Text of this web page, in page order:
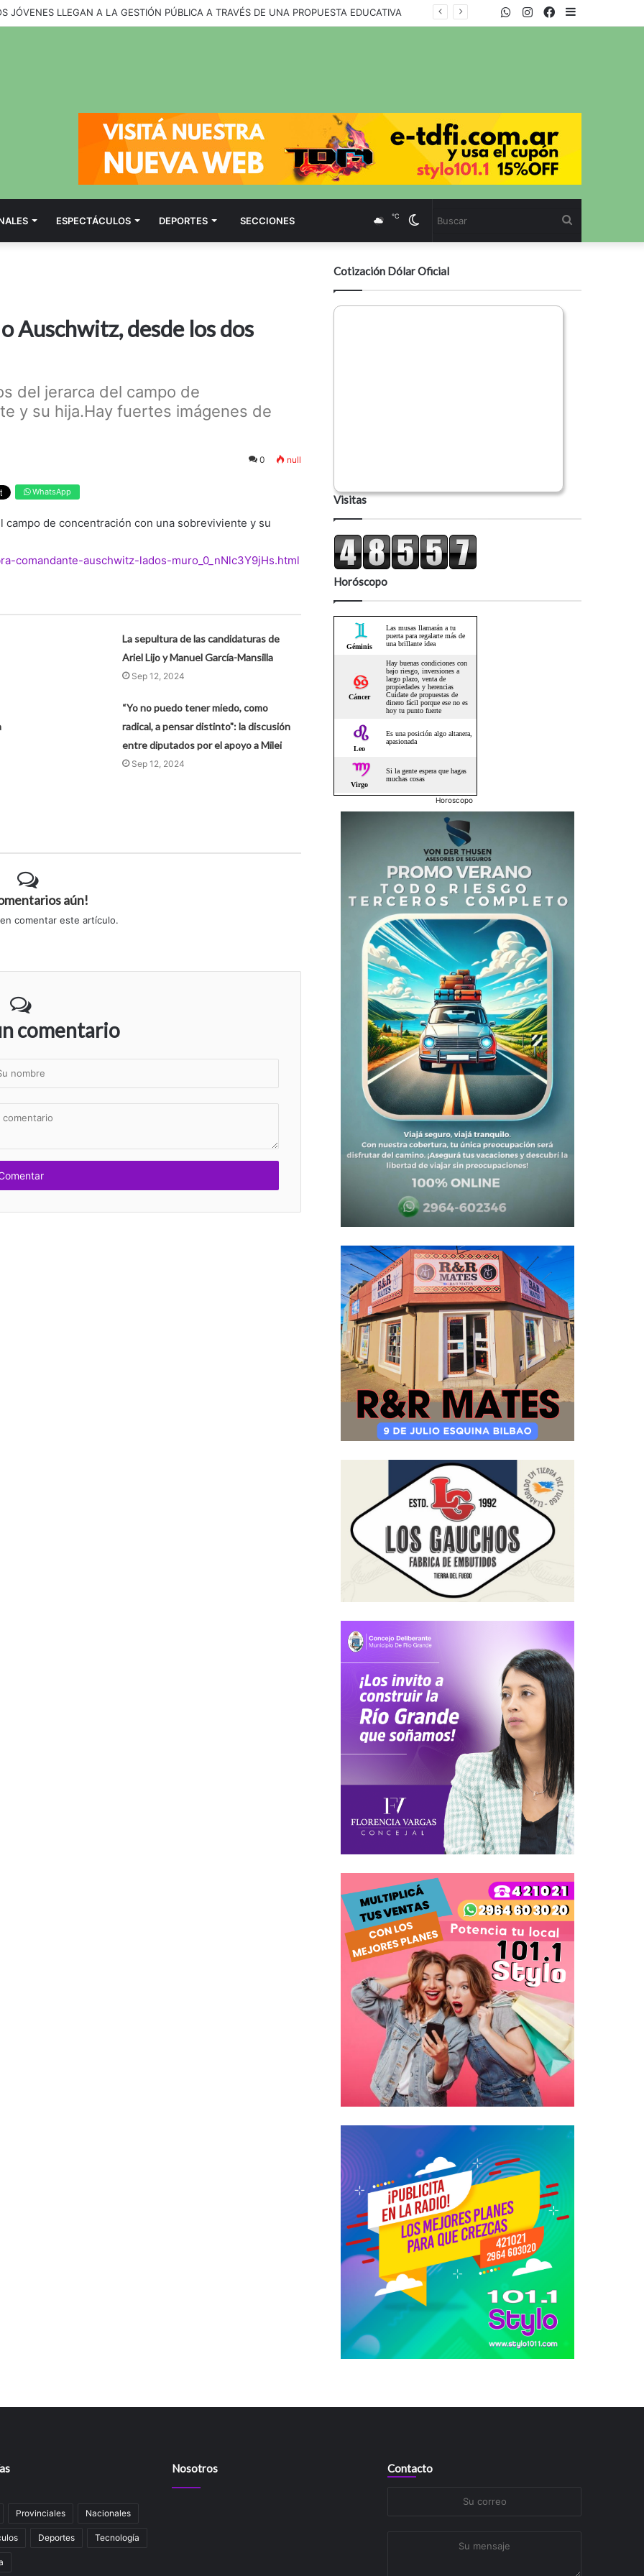
JÓVENES LLEGAN A LA GESTIÓN PÚBLICA A TRAVÉS DE UNA PROPUESTA EDUCATIVA Facebook
Twitter
Instagram
WhatsApp
ESPECTÁCULOS DEPORTES SECCIONES Cambiar
modo
℃
Auschwitz, desde los dos
del jerarca del campo de
y su hija.Hay fuertes imágenes de
0 null
WhatsApp
de concentración con una sobreviviente y su
comandante-auschwitz-lados-muro_0_nNlc3Y9jHs.html
La sepultura de las candidaturas de
Ariel Lijo y Manuel García-Mansilla
Sep 12, 2024
“Yo no puedo tener miedo, como
radical, a pensar distinto": la discusión
entre diputados por el apoyo a Milei
Sep 12, 2024
aún!
comentar este artículo.
comentario
Cotización Dólar Oficial
Visitas
Horóscopo
Horoscopo
Provinciales Nacionales
Deportes Tecnología
Nosotros Contacto